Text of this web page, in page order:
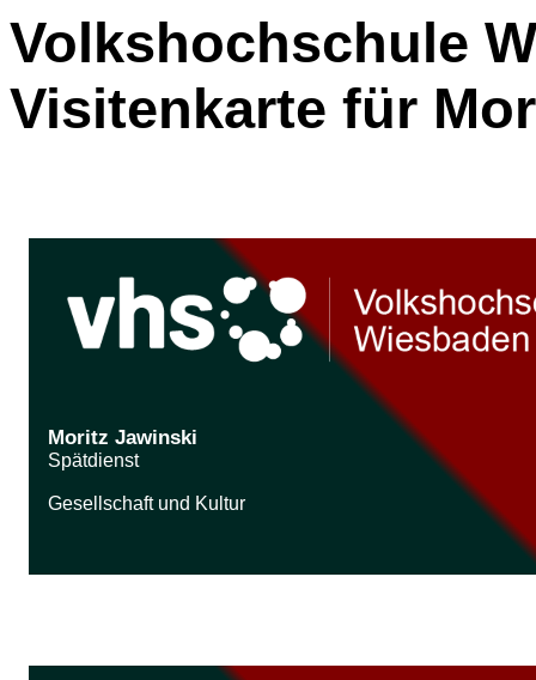
Volkshochschule
Visitenkarte für
Moritz Jawinski
Spätdienst
Gesellschaft und Kultur